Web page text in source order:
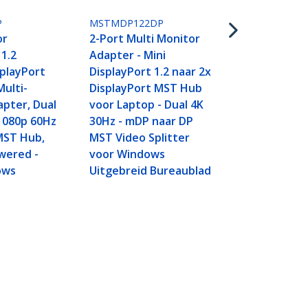
Dual
60Hz
Hub,
-
MSTMDP122DP
2-Port Multi Monitor
Adapter - Mini
DisplayPort 1.2 naar 2x
DisplayPort MST Hub
voor Laptop - Dual 4K
30Hz - mDP naar DP
MST Video Splitter
voor Windows
Uitgebreid Bureaublad